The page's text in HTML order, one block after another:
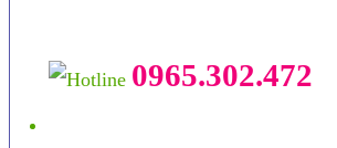
0965.302.472